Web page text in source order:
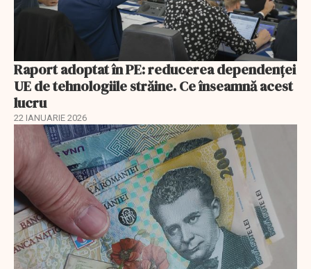
Raport adoptat în PE: reducerea dependenței
UE de tehnologiile străine. Ce înseamnă acest
lucru
22 IANUARIE 2026